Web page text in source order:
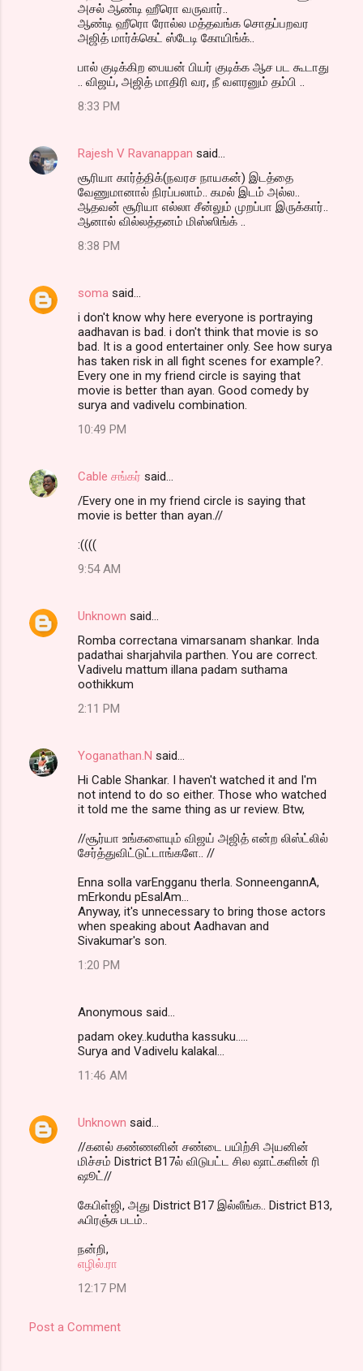
அசல் ஆண்டி ஹீரொ வருவார்..
ஆண்டி ஹீரொ ரோல்ல மத்தவங்க சொதப்பறவர
அஜித் மார்க்கெட் ஸ்டேடி கோயிங்க்..
பால் குடிக்கிற பையன் பியர் குடிக்க ஆச பட கூடாது
.. விஜய், அஜித் மாதிரி வர, நீ வளரனும் தம்பி ..
8:33 PM
Rajesh V Ravanappan said…
சூரியா கார்த்திக்(நவரச நாயகன்) இடத்தை
வேணுமானால் நிரப்பலாம்.. கமல் இடம் அல்ல..
ஆதவன் சூரியா எல்லா சீன்லும் முறப்பா இருக்கார்..
ஆனால் வில்லத்தனம் மிஸ்ஸிங்க் ..
8:38 PM
soma said…
i don't know why here everyone is portraying
aadhavan is bad. i don't think that movie is so
bad. It is a good entertainer only. See how surya
has taken risk in all fight scenes for example?.
Every one in my friend circle is saying that
movie is better than ayan. Good comedy by
surya and vadivelu combination.
10:49 PM
Cable சங்கர் said…
/Every one in my friend circle is saying that
movie is better than ayan.//
:((((
9:54 AM
Unknown said…
Romba correctana vimarsanam shankar. Inda
padathai sharjahvila parthen. You are correct.
Vadivelu mattum illana padam suthama
oothikkum
2:11 PM
Yoganathan.N said…
Hi Cable Shankar. I haven't watched it and I'm
not intend to do so either. Those who watched
it told me the same thing as ur review. Btw,
//சூர்யா உங்களையும் விஜய் அஜித் என்ற லிஸ்ட்லில்
சேர்த்துவிட்டுட்டாங்களே.. //
Enna solla varEngganu therla. SonneengannA,
mErkondu pEsalAm...
Anyway, it's unnecessary to bring those actors
when speaking about Aadhavan and
Sivakumar's son.
1:20 PM
Anonymous said…
padam okey..kudutha kassuku.....
Surya and Vadivelu kalakal...
11:46 AM
Unknown said…
//கனல் கண்ணனின் சண்டை பயிற்சி அயனின்
மிச்சம் District B17ல் விடுபட்ட சில ஷாட்களின் ரி
ஷூட்//
கேபிள்ஜி, அது District B17 இல்லீங்க.. District B13,
ஃபிரஞ்சு படம்..
நன்றி,
எழில்.ரா
12:17 PM
Post a Comment